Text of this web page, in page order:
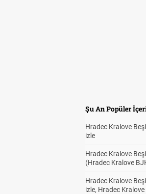
Şu An Popüler
Hradec Kralove
izle
Hradec Kralove
(Hradec Kralove
Hradec Kralove
izle, Hradec